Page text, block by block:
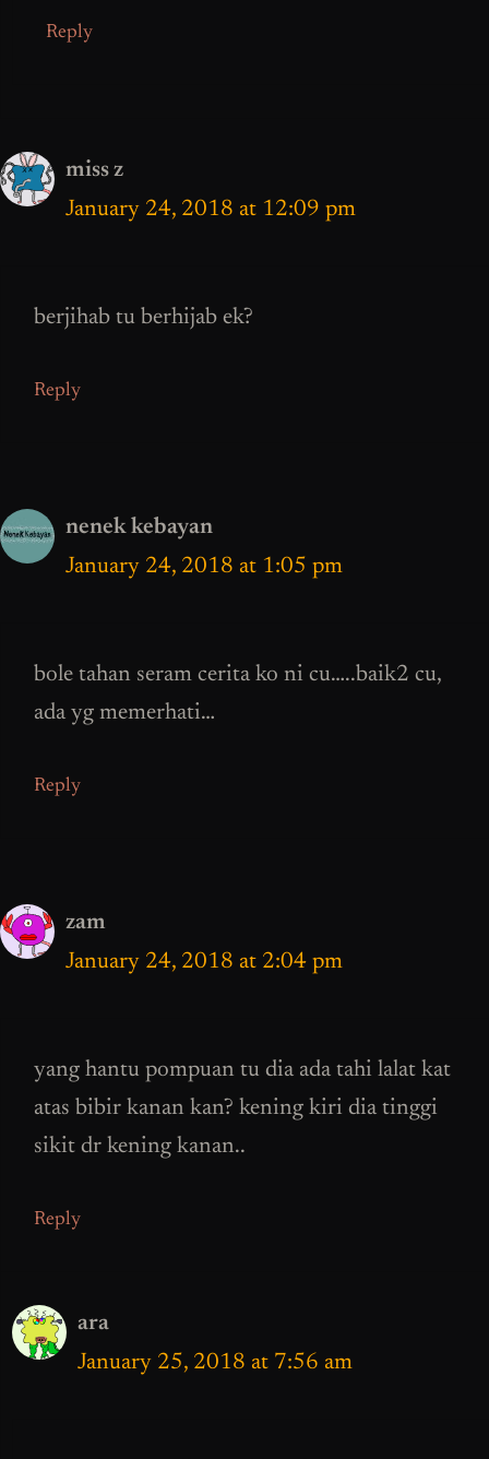
Reply
miss z
January 24, 2018 at 12:09 pm
berjihab tu berhijab ek?
Reply
nenek kebayan
January 24, 2018 at 1:05 pm
bole tahan seram cerita ko ni cu…..baik2 cu,
ada yg memerhati…
Reply
zam
January 24, 2018 at 2:04 pm
yang hantu pompuan tu dia ada tahi lalat kat
atas bibir kanan kan? kening kiri dia tinggi
sikit dr kening kanan..
Reply
ara
January 25, 2018 at 7:56 am